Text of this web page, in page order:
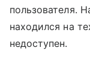
пользователя.
находился на
недоступен.